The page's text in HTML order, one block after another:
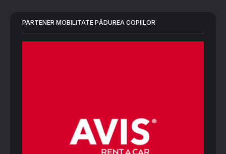
PARTENER MOBILITATE PĂDUREA COPIILOR